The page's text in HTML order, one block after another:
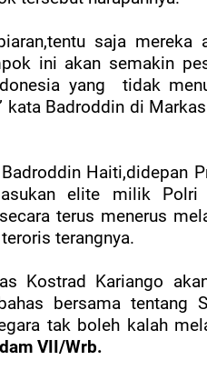
saja mereka
ini akan semakin
yang
tidak
kata Badroddin di
Haiti,didepan
elite milik Polri
terus menerus
terangnya.
Kostrad Kariango
bersama tentang
tak boleh kalah
VII/Wrb.